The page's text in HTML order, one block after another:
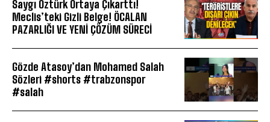
Saygı Öztürk Ortaya Çıkarttı!
Meclis’teki Gizli Belge! ÖCALAN
PAZARLIĞI VE YENİ ÇÖZÜM SÜRECİ
Gözde Atasoy’dan Mohamed Salah
Sözleri #shorts #trabzonspor
#salah